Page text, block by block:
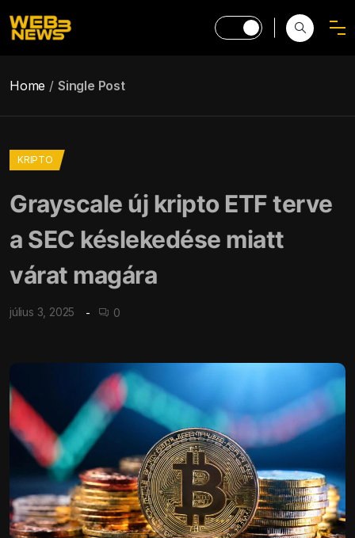
Home Single Post
KRIPTO
Grayscale új kripto ETF terve
a SEC késlekedése miatt
várat magára
július 3, 2025 0